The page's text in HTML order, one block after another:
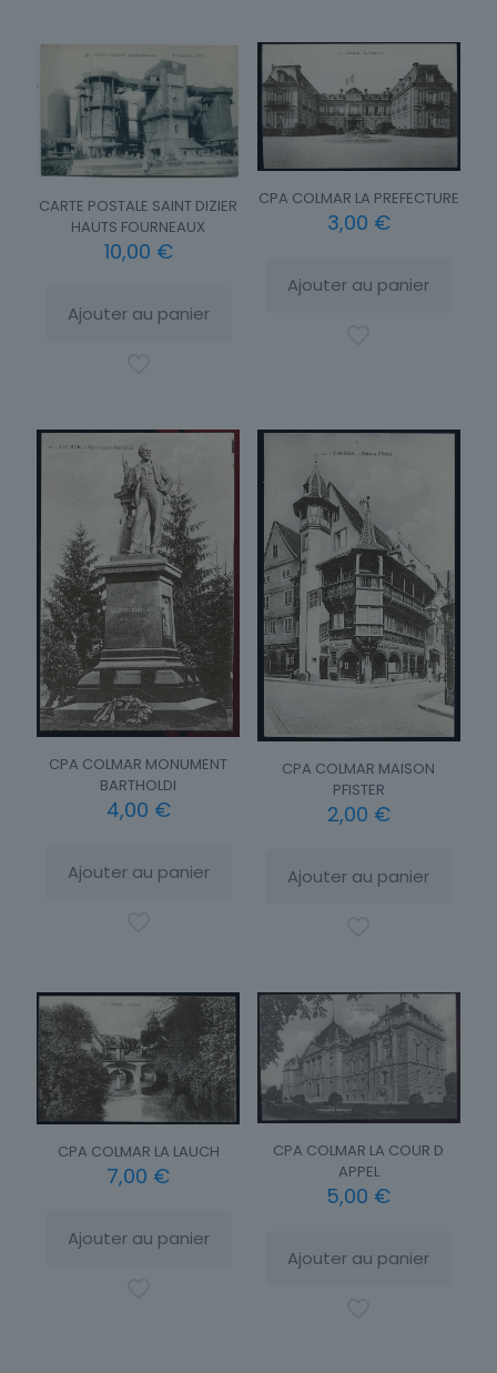
CARTE POSTALE SAINT DIZIER
HAUTS FOURNEAUX
10,00 €
Ajouter au panier
CPA COLMAR LA PREFECTURE
3,00 €
Ajouter au panier
CPA COLMAR MONUMENT
BARTHOLDI
4,00 €
Ajouter au panier
CPA COLMAR MAISON
PFISTER
2,00 €
Ajouter au panier
CPA COLMAR LA LAUCH
7,00 €
Ajouter au panier
CPA COLMAR LA COUR D
APPEL
5,00 €
Ajouter au panier